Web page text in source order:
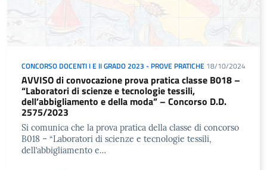
CONCORSO DOCENTI I E II GRADO 2023 - PROVE PRATICHE 18/10/2024
AVVISO di convocazione prova pratica classe B018 –
“Laboratori di scienze e tecnologie tessili,
dell’abbigliamento e della moda” – Concorso D.D.
2575/2023
Si comunica che la prova pratica della classe di concorso
B018 – “Laboratori di scienze e tecnologie tessili,
dell’abbigliamento e…